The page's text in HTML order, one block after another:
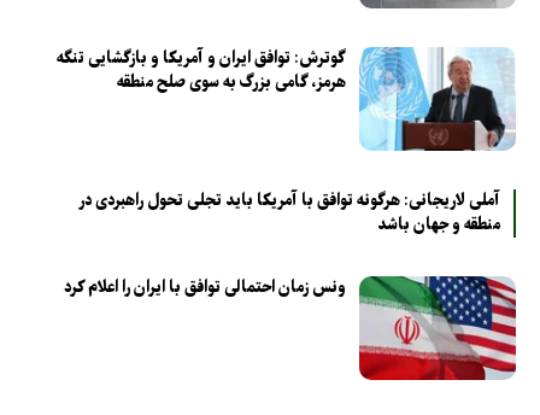
گوترش: توافق ایران و آمریکا و بازگشایی تنگه
هرمز، گامی بزرگ به سوی صلح منطقه
آملی لاریجانی: هرگونه توافق با آمریکا باید تجلی تحول راهبردی در
منطقه و جهان باشد
ونس زمان احتمالی توافق با ایران را اعلام کرد